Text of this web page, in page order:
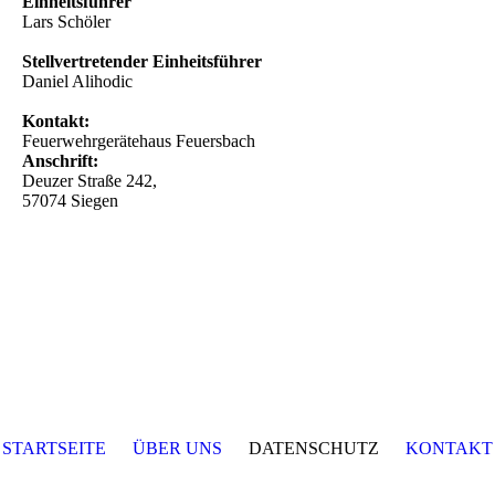
Lars Schöler
Stellvertretender Einheitsführer
Daniel Alihodic
Kontakt:
Feuerwehrgerätehaus Feuersbach
Anschrift:
Deuzer Straße 242,
57074 Siegen
STARTSEITE ÜBER UNS DATENSCHUTZ KONTAKT